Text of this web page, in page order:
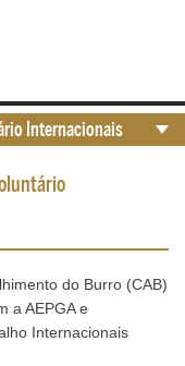
do Burro (CAB)
a AEPGA e
Internacionais
Internacionais